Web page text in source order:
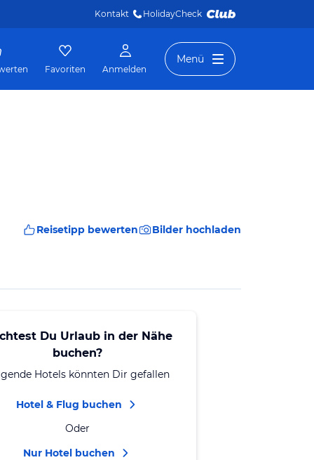
Kontakt HolidayCheck
Favoriten Anmelden
Menü
Reisetipp bewerten Bilder hochladen
Du Urlaub in der Nähe
buchen?
Hotels könnten Dir gefallen
Hotel & Flug buchen
Oder
Nur Hotel buchen